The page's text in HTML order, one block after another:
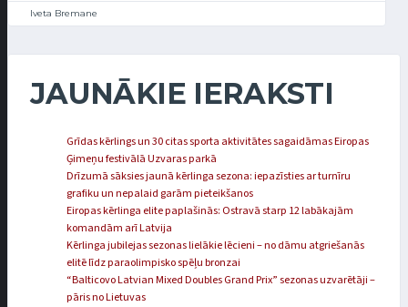
Iveta Bremane
JAUNĀKIE IERAKSTI
Grīdas kērlings un 30 citas sporta aktivitātes sagaidāmas Eiropas
Ģimeņu festivālā Uzvaras parkā
Drīzumā sāksies jaunā kērlinga sezona: iepazīsties ar turnīru
grafiku un nepalaid garām pieteikšanos
Eiropas kērlinga elite paplašinās: Ostravā starp 12 labākajām
komandām arī Latvija
Kērlinga jubilejas sezonas lielākie lēcieni – no dāmu atgriešanās
elitē līdz paraolimpisko spēļu bronzai
“Balticovo Latvian Mixed Doubles Grand Prix” sezonas uzvarētāji –
pāris no Lietuvas